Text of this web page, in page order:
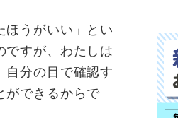
ほうがいい」とい
ですが、わたしは
自分の目で確認す
ができるからで